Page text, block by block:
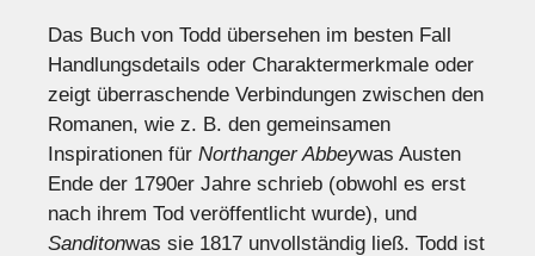
Das Buch von Todd übersehen im besten Fall
Handlungsdetails oder Charaktermerkmale oder
zeigt überraschende Verbindungen zwischen den
Romanen, wie z. B. den gemeinsamen
Inspirationen für Northanger Abbeywas Austen
Ende der 1790er Jahre schrieb (obwohl es erst
nach ihrem Tod veröffentlicht wurde), und
Sanditonwas sie 1817 unvollständig ließ. Todd ist